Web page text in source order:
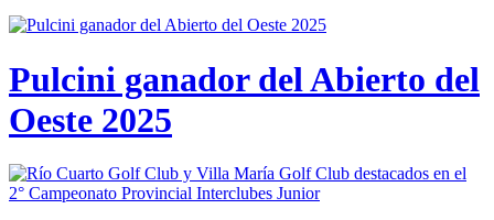
Pulcini ganador del Abierto del
Oeste 2025